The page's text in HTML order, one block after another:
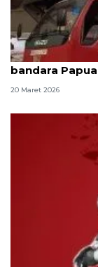
Pertamina beri
bandara Papua
20 Maret 2026